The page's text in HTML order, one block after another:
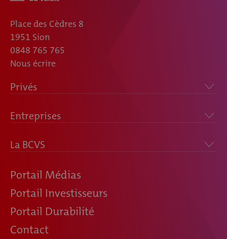
Place des Cèdres 8
1951 Sion
0848 765 765
Nous écrire
Privés
Entreprises
La BCVS
Portail Médias
Portail Investisseurs
Portail Durabilité
Contact